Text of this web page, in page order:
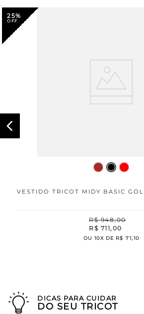
25%
VESTIDO TRICOT MIDY BASIC
R$ 948,00
R$ 711,00
OU 10X DE R$ 71,10
DICAS PARA CUIDAR
DO SEU TRICOT